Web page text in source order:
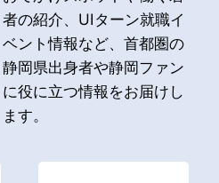
者の紹介、UIターン就職イ
ベント情報など、首都圏の
静岡県出身者や静岡ファン
に役に立つ情報をお届けし
ます。